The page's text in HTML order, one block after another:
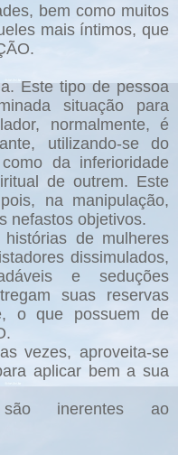
bem como muitos
mais íntimos, que
Este tipo de pessoa
situação para
normalmente, é
utilizando-se do
da inferioridade
de outrem. Este
na manipulação,
nefastos objetivos.
histórias de mulheres
dissimulados,
e seduções
suas reservas
o que possuem de
vezes, aproveita-se
aplicar bem a sua
são inerentes ao